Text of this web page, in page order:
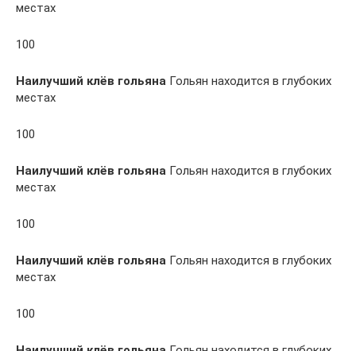
местах
100
Наилучший клёв гольяна Гольян находится в глубоких
местах
100
Наилучший клёв гольяна Гольян находится в глубоких
местах
100
Наилучший клёв гольяна Гольян находится в глубоких
местах
100